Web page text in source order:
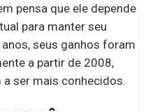
pensa que ele depende
para manter seu
seus ganhos foram
a partir de 2008,
ser mais conhecidos.